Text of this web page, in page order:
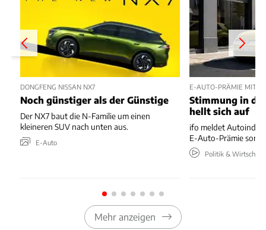
DONGFENG NISSAN NX7
Noch günstiger als der Günstige
Der NX7 baut die N-Familie um einen
kleineren SUV nach unten aus.
E-Auto
E-AUTO-PRÄMIE MIT
Stimmung in
hellt sich auf
ifo meldet
E-Auto-Prämie
Politik & Wirtschaft
Mehr anzeigen